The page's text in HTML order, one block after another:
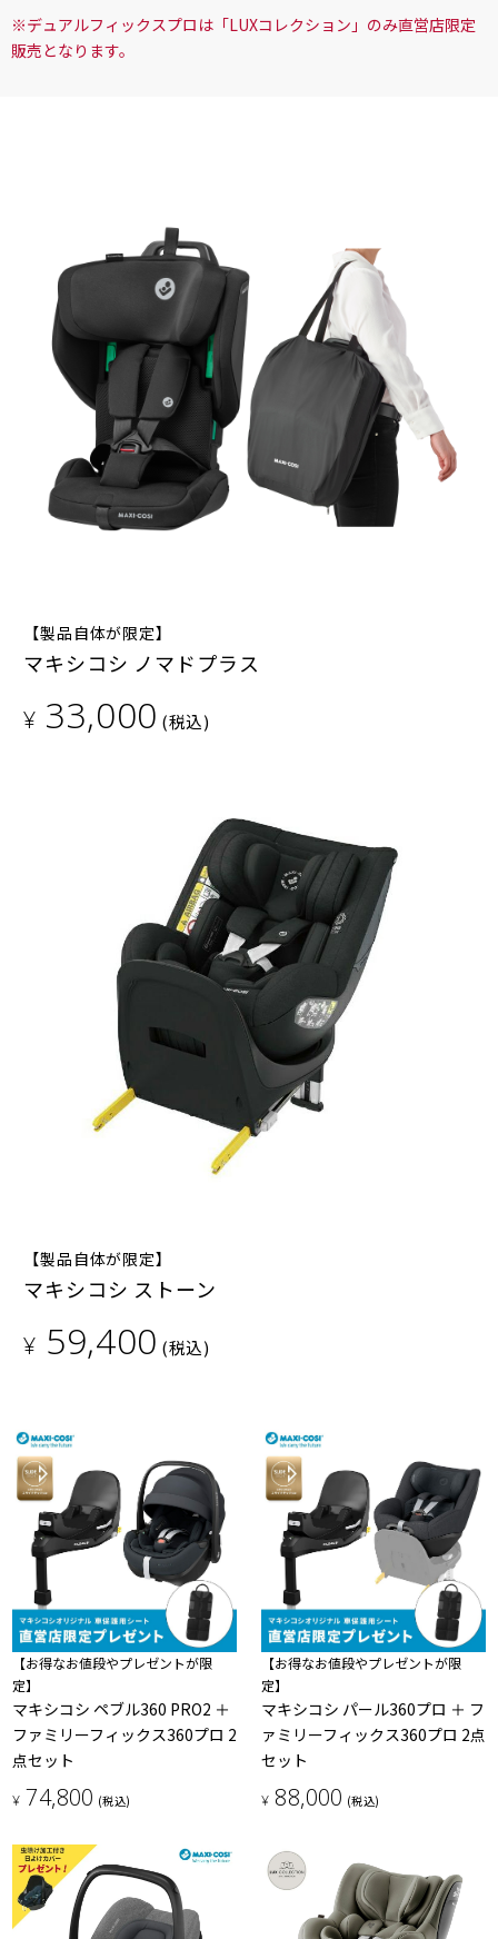
※デュアルフィックスプロは「LUXコレクション」のみ直営店限定
販売となります。
【製品自体が限定】
マキシコシ ノマドプラス
¥ 33,000 (税込)
【製品自体が限定】
マキシコシ ストーン
¥ 59,400 (税込)
【お得なお値段やプレゼントが限
定】
マキシコシ ペブル360 PRO2 ＋
ファミリーフィックス360プロ 2
点セット
¥ 74,800 (税込)
【お得なお値段やプレゼントが限
定】
マキシコシ パール360プロ ＋ フ
ァミリーフィックス360プロ 2点
セット
¥ 88,000 (税込)